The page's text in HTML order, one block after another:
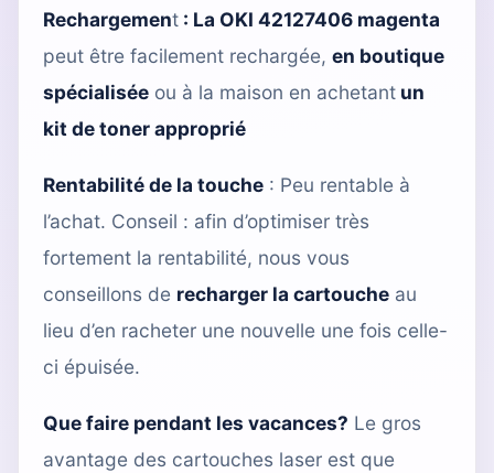
Rechargement : La OKI 42127406 magenta
peut être facilement rechargée, en boutique
spécialisée ou à la maison en achetant un
kit de toner approprié
Rentabilité de la touche : Peu rentable à
l’achat. Conseil : afin d’optimiser très
fortement la rentabilité, nous vous
conseillons de recharger la cartouche au
lieu d’en racheter une nouvelle une fois celle-
ci épuisée.
Que faire pendant les vacances? Le gros
avantage des cartouches laser est que